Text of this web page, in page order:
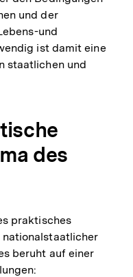
und der
und
ist damit eine
staatlichen und
des
praktisches
beruht auf einer